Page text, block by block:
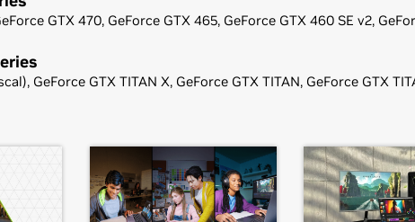
GTX 470, GeForce GTX 465, GeForce GTX 460 SE v2,
GeForce GTX TITAN X, GeForce GTX TITAN, GeForce GTX